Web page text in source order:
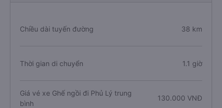
Chiều dài tuyến đường 38 km
Thời gian di chuyển 1.1 giờ
Giá vé xe Ghế ngồi đi Phủ Lý trung
bình
130.000 VNĐ